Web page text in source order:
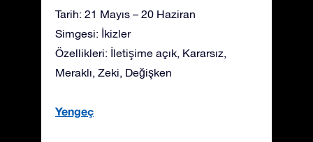
Tarih: 21 Mayıs – 20 Haziran
Simgesi: İkizler
Özellikleri: İletişime açık, Kararsız,
Meraklı, Zeki, Değişken
Yengeç